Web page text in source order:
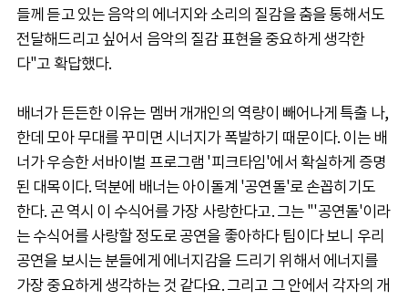
들께 듣고 있는 음악의 에너지와 소리의 질감을 춤을 통해서도
전달해드리고 싶어서 음악의 질감 표현을 중요하게 생각한
다"고 확답했다.
배너가 든든한 이유는 멤버 개개인의 역량이 빼어나게 특출 나,
한데 모아 무대를 꾸미면 시너지가 폭발하기 때문이다. 이는 배
너가 우승한 서바이벌 프로그램 '피크타임'에서 확실하게 증명
된 대목이다. 덕분에 배너는 아이돌계 '공연돌'로 손꼽히기도
한다. 곤 역시 이 수식어를 가장 사랑한다고. 그는 "'공연돌'이라
는 수식어를 사랑할 정도로 공연을 좋아하다 팀이다 보니 우리
공연을 보시는 분들에게 에너지감을 드리기 위해서 에너지를
가장 중요하게 생각하는 것 같다요. 그리고 그 안에서 각자의 개